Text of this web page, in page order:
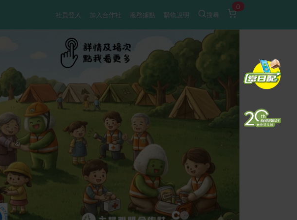
社員登入 加入合作社 服務據點 購物說明 搜尋
0